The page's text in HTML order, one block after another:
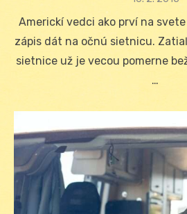
Americkí vedci ako prví na
zápis dát na očnú sietnicu.
sietnice už je vecou pomerne
…